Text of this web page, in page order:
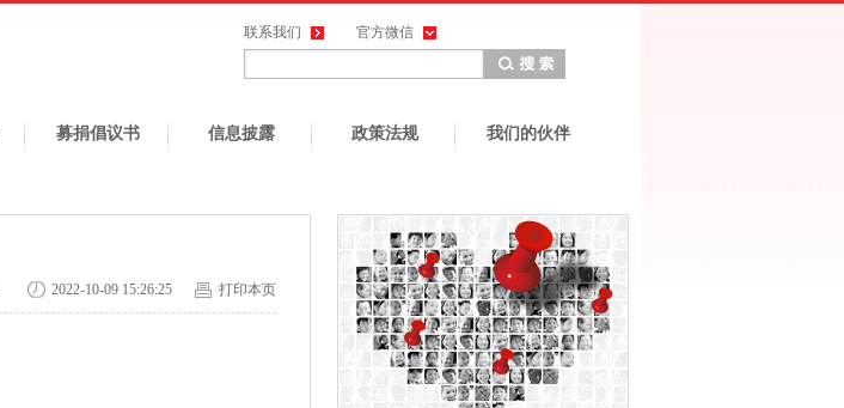
联系我们 官方微信
募捐倡议书 信息披露 政策法规 我们的伙伴
2022-10-09 15:26:25 打印本页